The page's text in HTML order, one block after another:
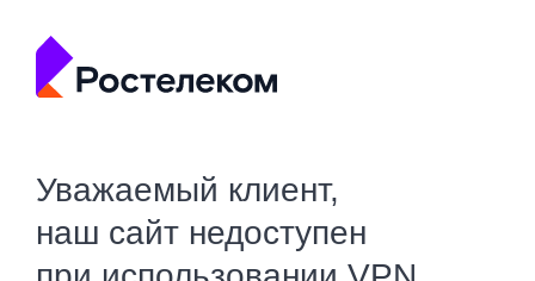
Уважаемый клиент,
наш сайт недоступен